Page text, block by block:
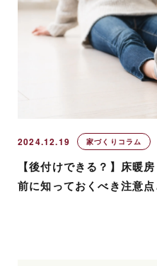
2024.12.19 家づくりコラム
【後付けできる？】床暖
前に知っておくべき注意